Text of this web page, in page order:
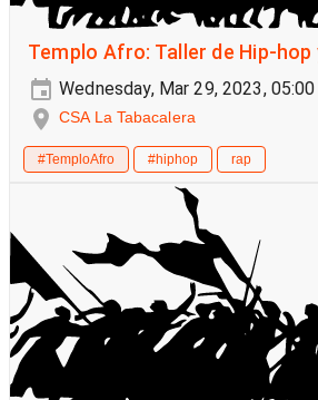
Templo Afro: Taller de Hip-hop
Wednesday, Mar 29, 2023,
CSA La Tabacalera
#TemploAfro #hiphop rap